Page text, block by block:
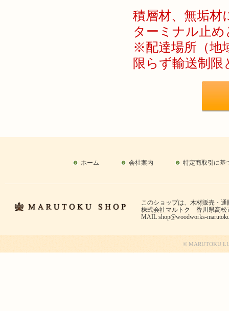
積層材、無垢材
ターミナル止
※配達場所（地
限らず輸送制
ホーム 会社案内 特定商取引に基
このショップは、木材販売・
株式会社マルトク 香川県高松
MAIL shop@woodworks-
© MARUTOKU